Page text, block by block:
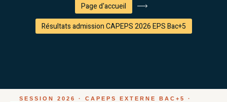
Page d'accueil
Résultats admission CAPEPS 2026 EPS Bac+5
SESSION 2026 · CAPEPS EXTERNE BAC+5 ·